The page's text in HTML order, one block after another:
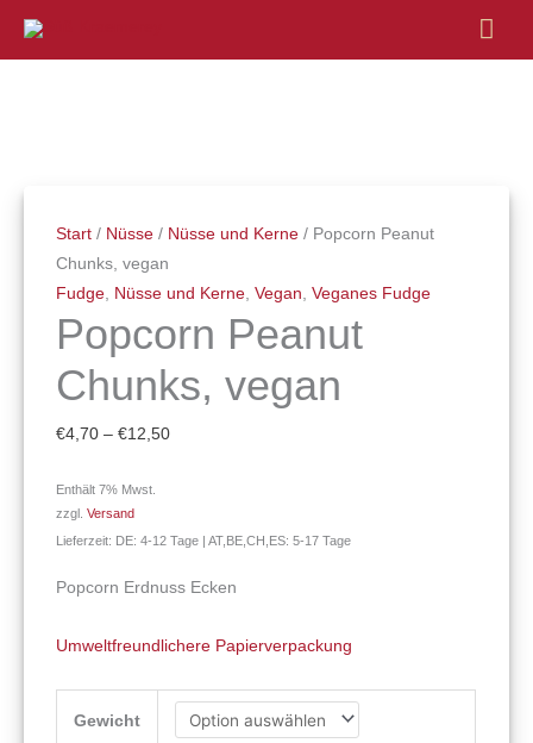
Start / Nüsse / Nüsse und Kerne / Popcorn Peanut
Chunks, vegan
Fudge Nüsse und Kerne ,Vegan ,Veganes Fudge
Popcorn Peanut
Chunks, vegan
€4,70 –€12,50
€12,50
Enthält 7% Mwst.
zzgl.Versand
Lieferzeit: DE: 4-12 Tage | AT,BE,CH,ES: 5-17 Tage
Popcorn Erdnuss Ecken
Umweltfreundlichere Papierverpackung
Gewicht
vegan
Menge